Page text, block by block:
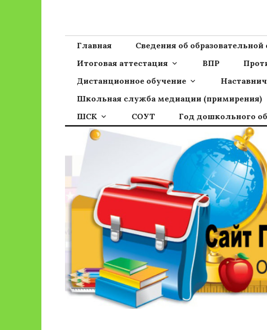
Сайт ГБОУ ООШ
Главная Сведения об образовательной
Итоговая аттестация
ВПР
Дистанционное обучение
Школьная служба медиации (примирения)
ШСК
СОУТ Год дошкольного